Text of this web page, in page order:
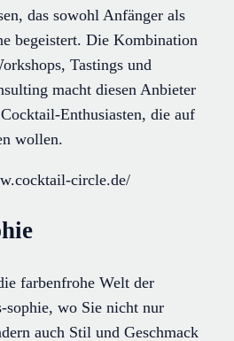
das sowohl Anfänger als
begeistert. Die Kombination
Tastings und
macht diesen Anbieter
Enthusiasten, die auf
wollen.
circle.de/
farbenfrohe Welt der
wo Sie nicht nur
auch Stil und Geschmack